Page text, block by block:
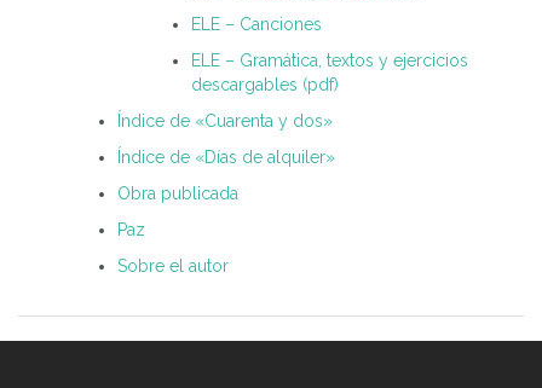
ELE – Canciones
ELE – Gramática, textos y ejercicios
descargables (pdf)
Índice de «Cuarenta y dos»
Índice de «Días de alquiler»
Obra publicada
Paz
Sobre el autor